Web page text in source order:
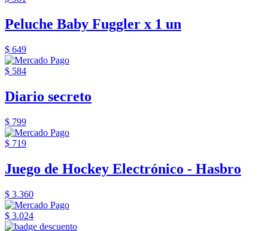
Peluche Baby Fuggler x 1 un
$ 649
$ 584
Diario secreto
$ 799
$ 719
Juego de Hockey Electrónico - Hasbro
$ 3.360
$ 3.024